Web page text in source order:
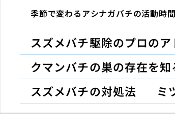
季節で変わるアシナガバチの活動時
スズメバチ駆除のプロのア
クマンバチの巣の存在を知
スズメバチの対処法
ミ